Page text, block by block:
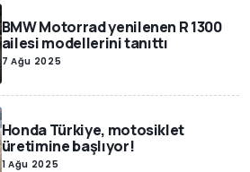
BMW Motorrad yenilenen R 1300
ailesi modellerini tanıttı
7 Ağu 2025
Honda Türkiye, motosiklet
üretimine başlıyor!
1 Ağu 2025